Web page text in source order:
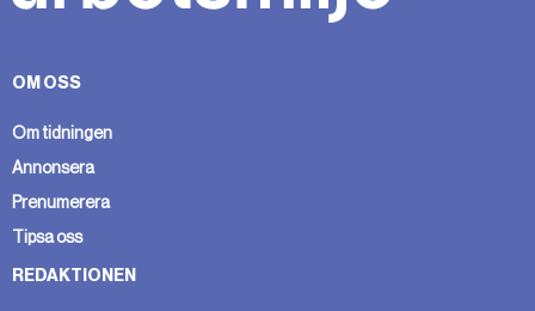
OM OSS
Om tidningen
Annonsera
Prenumerera
Tipsa oss
REDAKTIONEN